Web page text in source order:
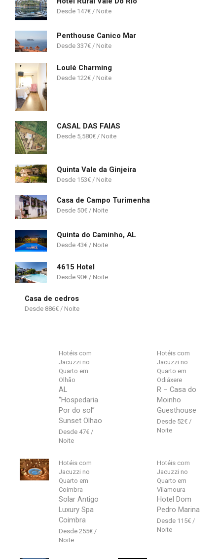
147€
Penthouse Canico Mar
337€
Loulé Charming
122€
CASAL DAS FAIAS
5,580€
Quinta Vale da Ginjeira
153€
Casa de Campo Turimenha
50€
Quinta do Caminho, AL
43€
4615 Hotel
90€
Casa de cedros
886€
Hotéis com
Jacuzzi no
Quarto em
Olhão
AL
“Hospedaria
Por do sol”
Sunset Olhao
47€
Hotéis com
Jacuzzi no
Quarto em
Odiáxere
R – Casa do
Moinho
Guesthouse
52€
Hotéis com
Jacuzzi no
Quarto em
Coimbra
Solar Antigo
Luxury Spa
Coimbra
255€
Hotéis com
Jacuzzi no
Quarto em
Vilamoura
Hotel Dom
Pedro Marina
115€